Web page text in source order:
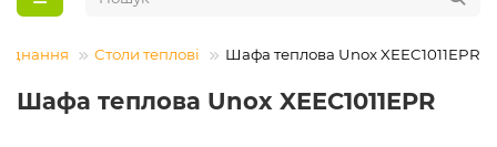
Столи теплові Шафа теплова Unox XEEC1011EPR
Шафа теплова Unox XEEC1011EPR